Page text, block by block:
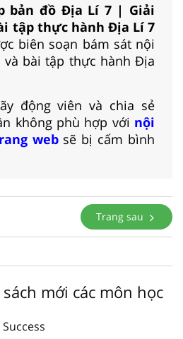
bản đồ Địa Lí 7 | Giải
tập thực hành Địa Lí 7
biên soạn bám sát nội
và bài tập thực hành Địa
động viên và chia sẻ
không phù hợp với nội
websẽ bị cấm bình
Trang sau
mới các môn học